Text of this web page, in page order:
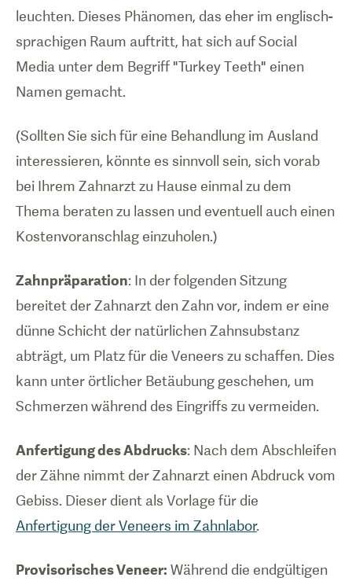
leuchten. Dieses Phänomen, das eher im englisch-
sprachigen Raum auftritt, hat sich auf Social
Media unter dem Begriff "Turkey Teeth" einen
Namen gemacht.
(Sollten Sie sich für eine Behandlung im Ausland
interessieren, könnte es sinnvoll sein, sich vorab
bei Ihrem Zahnarzt zu Hause einmal zu dem
Thema beraten zu lassen und eventuell auch einen
Kostenvoranschlag einzuholen.)
Zahnpräparation: In der folgenden Sitzung
bereitet der Zahnarzt den Zahn vor, indem er eine
dünne Schicht der natürlichen Zahnsubstanz
abträgt, um Platz für die Veneers zu schaffen. Dies
kann unter örtlicher Betäubung geschehen, um
Schmerzen während des Eingriffs zu vermeiden.
Anfertigung des Abdrucks: Nach dem Abschleifen
der Zähne nimmt der Zahnarzt einen Abdruck vom
Gebiss. Dieser dient als Vorlage für die
Anfertigung der Veneers im Zahnlabor.
Provisorisches Veneer: Während die endgültigen